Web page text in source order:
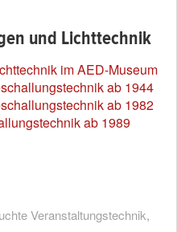
und Lichttechnik
im AED-Museum
ab 1944
ab 1982
ab 1989
Veranstaltungstechnik,